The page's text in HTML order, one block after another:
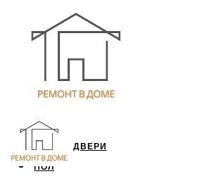
ОКНА И ДВЕРИ
ПОЛ